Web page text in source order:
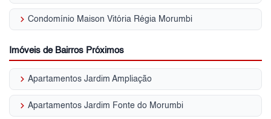
keyboard_arrow_right Condomínio Maison Vitória Régia Morumbi
Imóveis de Bairros Próximos
keyboard_arrow_right Apartamentos Jardim Ampliação
keyboard_arrow_right Apartamentos Jardim Fonte do Morumbi